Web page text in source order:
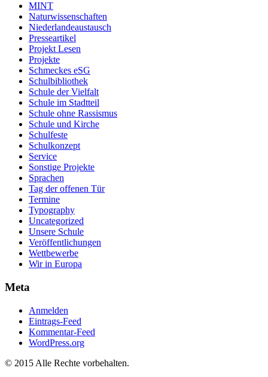
MINT
Naturwissenschaften
Niederlandeaustausch
Presseartikel
Projekt Lesen
Projekte
Schmeckes eSG
Schulbibliothek
Schule der Vielfalt
Schule im Stadtteil
Schule ohne Rassismus
Schule und Kirche
Schulfeste
Schulkonzept
Service
Sonstige Projekte
Sprachen
Tag der offenen Tür
Termine
Typography
Uncategorized
Unsere Schule
Veröffentlichungen
Wettbewerbe
Wir in Europa
Meta
Anmelden
Eintrags-Feed
Kommentar-Feed
WordPress.org
© 2015 Alle Rechte vorbehalten.